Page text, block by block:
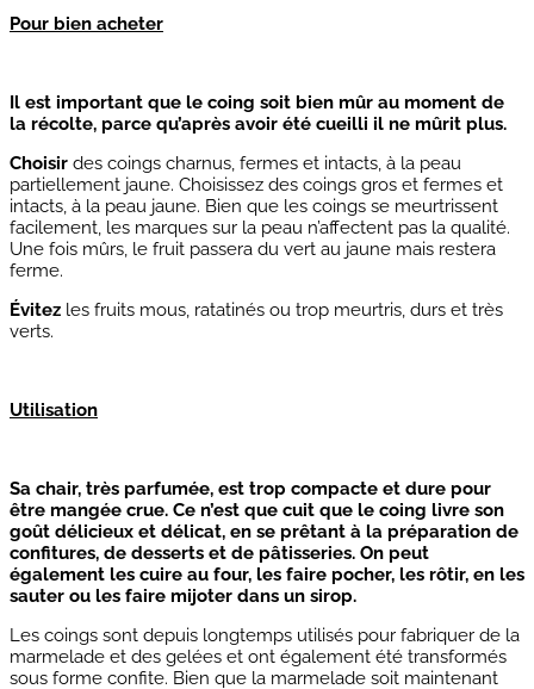
Pour bien acheter
Il est important que le coing soit bien mûr au moment de
la récolte, parce qu’après avoir été cueilli il ne mûrit plus.
Choisir des coings charnus, fermes et intacts, à la peau
partiellement jaune. Choisissez des coings gros et fermes et
intacts, à la peau jaune. Bien que les coings se meurtrissent
facilement, les marques sur la peau n’affectent pas la qualité.
Une fois mûrs, le fruit passera du vert au jaune mais restera
ferme.
Évitez les fruits mous, ratatinés ou trop meurtris, durs et très
verts.
Utilisation
Sa chair, très parfumée, est trop compacte et dure pour
être mangée crue. Ce n’est que cuit que le coing livre son
goût délicieux et délicat, en se prêtant à la préparation de
confitures, de desserts et de pâtisseries. On peut
également les cuire au four, les faire pocher, les rôtir, en les
sauter ou les faire mijoter dans un sirop.
Les coings sont depuis longtemps utilisés pour fabriquer de la
marmelade et des gelées et ont également été transformés
sous forme confite. Bien que la marmelade soit maintenant